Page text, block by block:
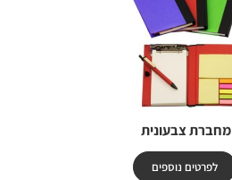
מחברת צבעונית
לפרטים נוספים